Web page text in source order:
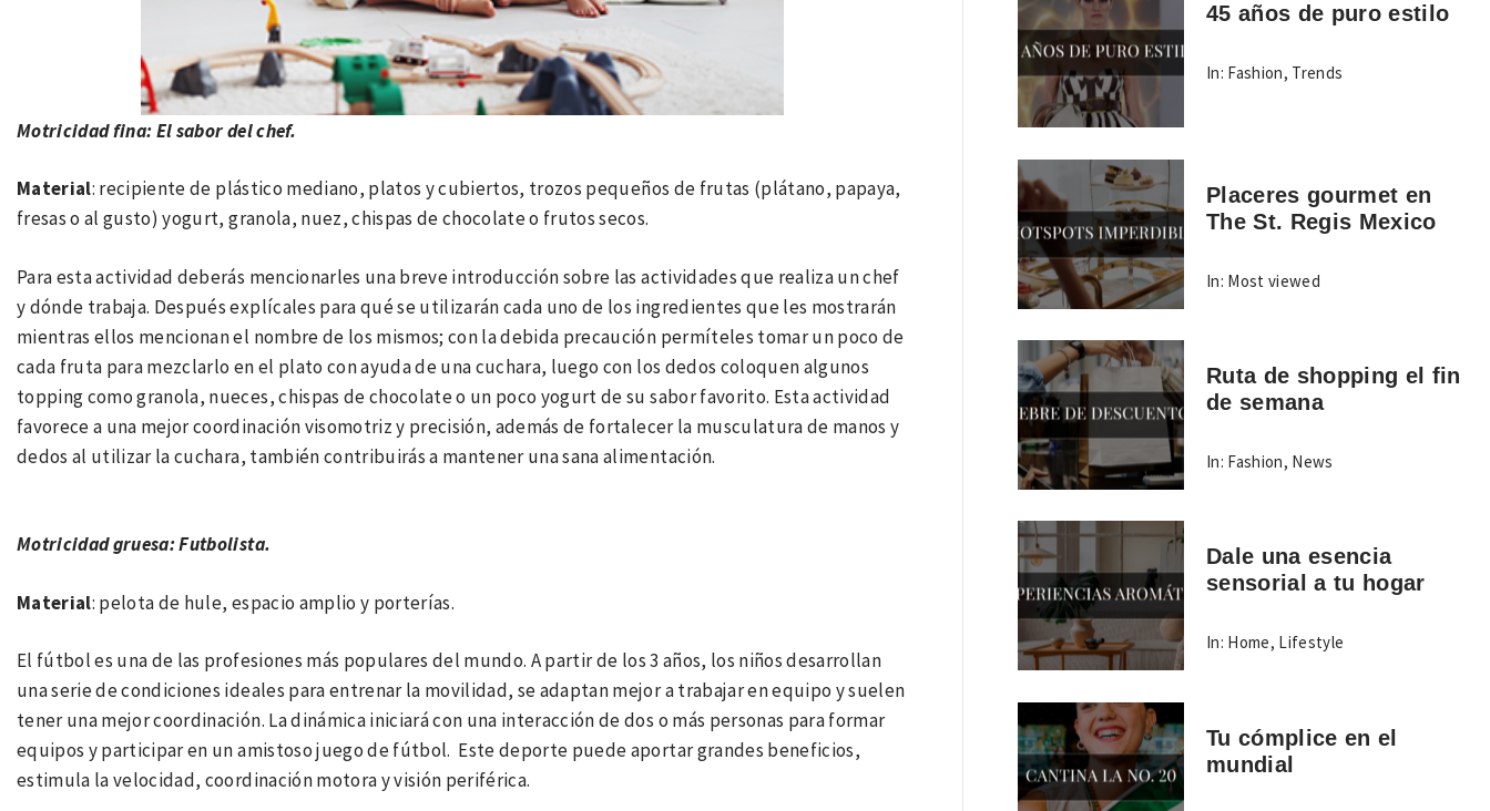
Motricidad fina: El sabor del chef.
Material: recipiente de plástico mediano, platos y cubiertos, trozos pequeños de frutas (plátano, papaya,
fresas o al gusto) yogurt, granola, nuez, chispas de chocolate o frutos secos.
Para esta actividad deberás mencionarles una breve introducción sobre las actividades que realiza un chef
y dónde trabaja. Después explícales para qué se utilizarán cada uno de los ingredientes que les mostrarán
mientras ellos mencionan el nombre de los mismos; con la debida precaución permíteles tomar un poco de
cada fruta para mezclarlo en el plato con ayuda de una cuchara, luego con los dedos coloquen algunos
topping como granola, nueces, chispas de chocolate o un poco yogurt de su sabor favorito. Esta actividad
favorece a una mejor coordinación visomotriz y precisión, además de fortalecer la musculatura de manos y
dedos al utilizar la cuchara, también contribuirás a mantener una sana alimentación.
Motricidad gruesa: Futbolista.
Material: pelota de hule, espacio amplio y porterías.
El fútbol es una de las profesiones más populares del mundo. A partir de los 3 años, los niños desarrollan
una serie de condiciones ideales para entrenar la movilidad, se adaptan mejor a trabajar en equipo y suelen
tener una mejor coordinación. La dinámica iniciará con una interacción de dos o más personas para formar
equipos y participar en un amistoso juego de fútbol. Este deporte puede aportar grandes beneficios,
estimula la velocidad, coordinación motora y visión periférica.
45 años de puro estilo
In: Fashion, Trends
Placeres gourmet en
The St. Regis Mexico
In: Most viewed
Ruta de shopping el fin
de semana
In: Fashion, News
Dale una esencia
sensorial a tu hogar
In: Home, Lifestyle
Tu cómplice en el
mundial